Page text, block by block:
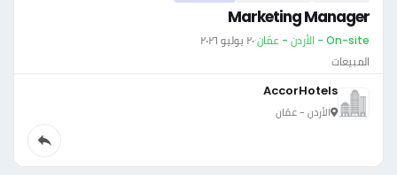
Marketing Manager
On-site - الأردن - عمّان ·٢٠ يوليو ٢٠٢٦
المبيعات
AccorHotels
الأردن - عمّان